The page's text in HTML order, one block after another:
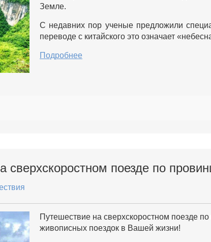
Земле.
С недавних пор ученые предложили
переводе с китайского это означает
Подробнее
сверхскоростном поезде по
Путешествие на сверхскоростном поезде
живописных поездок в Вашей жизни!